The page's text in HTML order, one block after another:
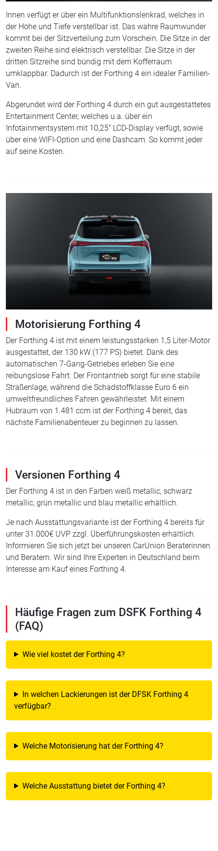
Innen verfügt er über ein Multifunktionslenkrad, welches in
der Höhe und Tiefe verstellbar ist. Das wahre Raumwunder
kommt bei der Sitzverteilung zum Vorschein. Die Sitze in der
zweiten Reihe sind elektrisch verstellbar. Die Sitze in der
dritten Sitzreihe sind bündig mit dem Kofferraum
umklappbar. Dadurch ist der Forthing 4 ein idealer Familien-
Van.
Abgerundet wird der Forthing 4 durch ein gut ausgestattetes
Entertainment Center, welches u.a. über ein
Infotainmentsystem mit 10,25" LCD-Display verfügt, sowie
über eine WIFI-Option und eine Dashcam. So kommt jeder
auf seine Kosten.
Motorisierung Forthing 4
Der Forthing 4 ist mit einem leistungsstarken 1,5 Liter-Motor
ausgestattet, der 130 kW (177 PS) bietet. Dank des
automatischen 7-Gang-Getriebes erleben Sie eine
reibungslose Fahrt. Der Frontantrieb sorgt für eine stabile
Straßenlage, während die Schadstoffklasse Euro 6 ein
umweltfreundliches Fahren gewährleistet. Mit einem
Hubraum von 1.481 ccm ist der Forthing 4 bereit, das
nächste Familienabenteuer zu beginnen zu lassen.
Versionen Forthing 4
Der Forthing 4 ist in den Farben weiß metallic, schwarz
metallic, grün metallic und blau metallic erhältlich.
Je nach Ausstattungsvariante ist der Forthing 4 bereits für
unter 31.000€ UVP zzgl. Überführungskosten erhältlich.
Informieren Sie sich jetzt bei unseren CarUnion Beraterinnen
und Beratern. Wir sind Ihre Experten in Deutschland beim
Interesse am Kauf eines Forthing 4.
Häufige Fragen zum DSFK Forthing 4
(FAQ)
Wie viel kostet der Forthing 4?
In welchen Lackierungen ist der DFSK Forthing 4
verfügbar?
Welche Motorisierung hat der Forthing 4?
Welche Ausstattung bietet der Forthing 4?